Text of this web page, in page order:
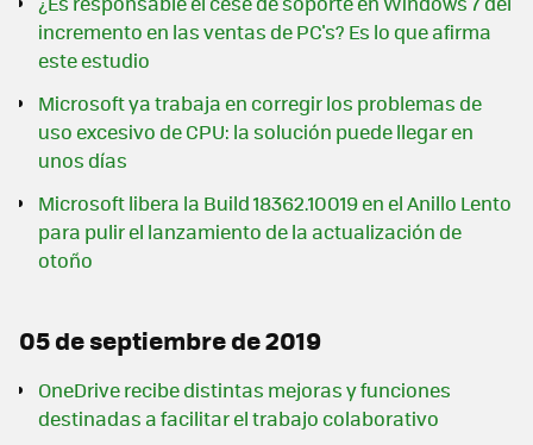
incremento en las ventas de PC's? Es lo que afirma
este estudio
Microsoft ya trabaja en corregir los problemas de
uso excesivo de CPU: la solución puede llegar en
unos días
Microsoft libera la Build 18362.10019 en el Anillo Lento
para pulir el lanzamiento de la actualización de
otoño
05 de septiembre de 2019
OneDrive recibe distintas mejoras y funciones
destinadas a facilitar el trabajo colaborativo